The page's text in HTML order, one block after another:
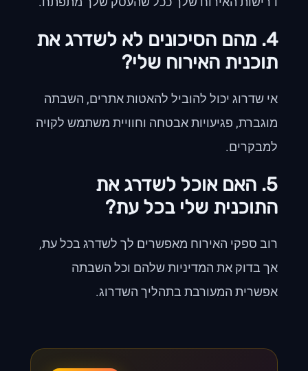
4. מהם הסיכונים לא לשדרג את
תוכנית האירוח שלי?
אי שדרוג יכול להוביל להאטות אתרים, השבתה
מוגברת, פגיעויות אבטחה וחוויית משתמש לקויה
למבקרים.
5. האם אוכל לשדרג את
התוכנית שלי בכל עת?
רוב ספקי האירוח מאפשרים לך לשדרג בכל עת,
אך בדוק את המדיניות שלהם וכל השבתה
אפשרית המעורבת בתהליך השדרוג.